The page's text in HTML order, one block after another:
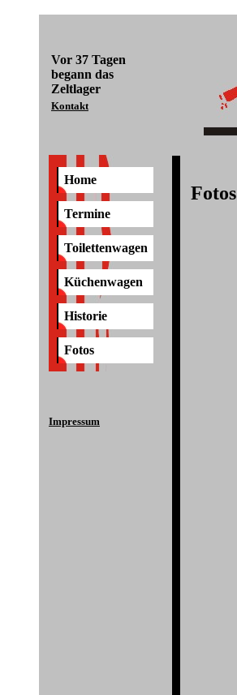
Vor 37 Tagen
begann das
Zeltlager
Kontakt
Home
Termine
Toilettenwagen
Küchenwagen
Historie
Fotos
Impressum
Fotos